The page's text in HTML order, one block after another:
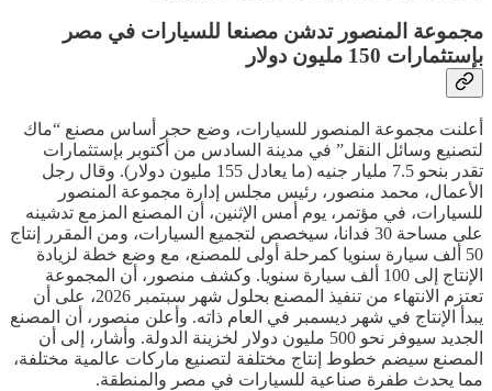
مجموعة المنصور تدشن مصنعا للسيارات في مصر
بإستثمارات 150 مليون دولار
أعلنت مجموعة المنصور للسيارات، وضع حجر أساس مصنع “ماك
لتصنيع وسائل النقل” في مدينة السادس من أكتوبر بإستثمارات
تقدر بنحو 7.5 مليار جنيه (ما يعادل 155 مليون دولار). وقال رجل
الأعمال، محمد منصور، رئيس مجلس إدارة مجموعة المنصور
للسيارات، في مؤتمر، يوم أمس الإثنين، أن المصنع المزمع تدشينه
على مساحة 30 فدانا، سيخصص لتجميع السيارات، ومن المقرر إنتاج
50 ألف سيارة سنويا كمرحلة أولى للمصنع، مع وضع خطة لزيادة
الإنتاج إلى 100 ألف سيارة سنويا. وكشف منصور، أن المجموعة
تعتزم الانتهاء من تنفيذ المصنع بحلول شهر سبتمبر 2026، على أن
يبدأ الإنتاج في شهر ديسمبر في العام ذاته. وأعلن منصور، أن المصنع
الجديد سيوفر نحو 500 مليون دولار لخزينة الدولة. وأشار، إلى أن
المصنع سيضم خطوط إنتاج مختلفة لتصنيع ماركات عالمية مختلفة،
مما يحدث طفرة صناعية للسيارات في مصر والمنطقة.